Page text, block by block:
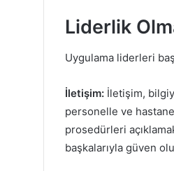
Liderlik
Uygulama liderleri
İletişim: İletişim,
personelle ve
prosedürleri
başkalarıyla güven